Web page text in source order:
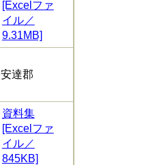
[Excelファ
イル／
9.31MB]
安達郡
資料集
[Excelファ
イル／
845KB]